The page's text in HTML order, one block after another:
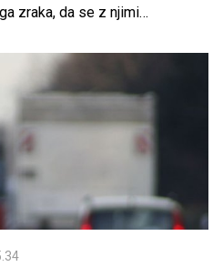
zraka, da se z njimi
je za to idealno mesto Poreč,
Istre. Mi smo se tja
burja, kajti sonce nas
izlet priporočam tudi
boste v tujem kraju izgubili
Barbare